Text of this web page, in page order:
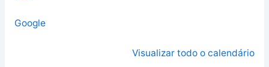
Google
Visualizar todo o calendário